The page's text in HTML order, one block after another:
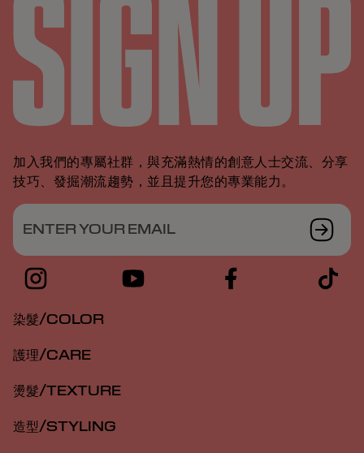
加入我們的專屬社群，與充滿熱情的創意人士交流、分享
技巧、發掘潮流趨勢，並且提升您的專業能力。
ENTER YOUR EMAIL
染髮/COLOR
護理/CARE
燙髮/TEXTURE
造型/STYLING